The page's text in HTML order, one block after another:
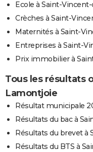
Ecole à Saint-
Crèches à Saint-
Maternités à Saint-
Entreprises à Saint-
Prix immobilier à
Tous les résultats
Lamontjoie
Résultat municipale
Résultats du bac à
Résultats du brevet
Résultats du BTS à